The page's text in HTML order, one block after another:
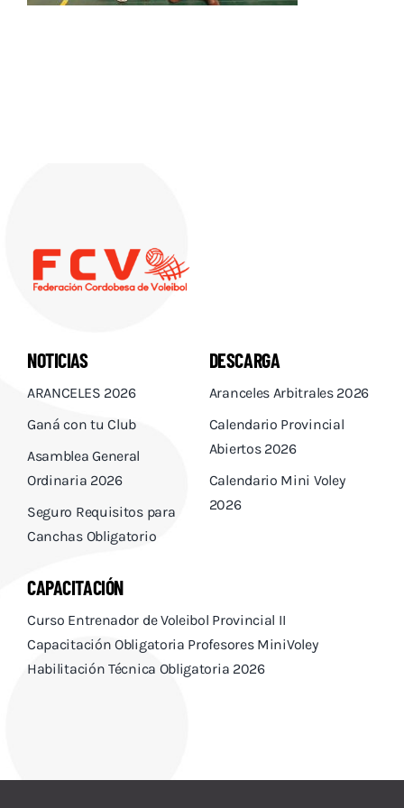
Descargas
NOTICIAS
ARANCELES 2026
Ganá con tu Club
Asamblea General
Ordinaria 2026
Seguro Requisitos para
Canchas Obligatorio
DESCARGA
Aranceles Arbitrales 2026
Calendario Provincial
Abiertos 2026
Calendario Mini Voley
2026
CAPACITACIÓN
Curso Entrenador de Voleibol Provincial II
Capacitación Obligatoria Profesores MiniVoley
Habilitación Técnica Obligatoria 2026